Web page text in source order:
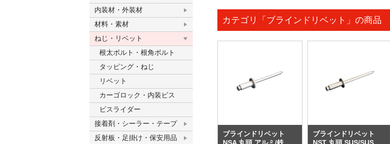
内装材・外装材
材料・素材
ねじ・リベット
根太ボルト・根角ボルト
タッピング・ねじ
リベット
カーゴロック・内装ビス
ビスライダー
接着剤・シーラー・テープ
反射板・足掛け・保安用品
カテゴリ「ブラインドリベット」の商品
ブラインドリベット
NSA 丸頭 アルミ/鉄
ブラインドリベット
NST 丸頭 SUS/SUS